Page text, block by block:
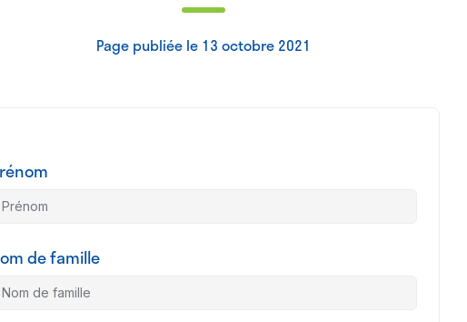
Page publiée le 13 octobre 2021
de famille